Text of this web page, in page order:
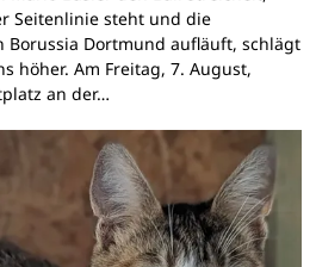
Seitenlinie steht und die
Borussia Dortmund aufläuft, schlägt
höher. Am Freitag, 7. August,
an der…